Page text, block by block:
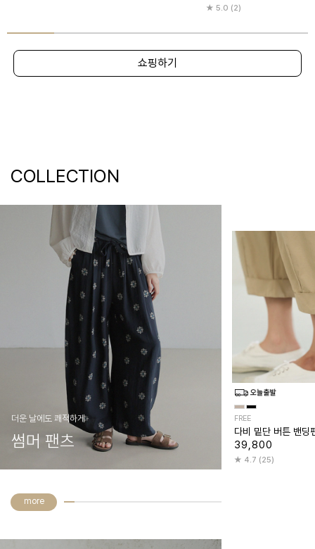
5.0 (2)
쇼핑하기
COLLECTION
더운 날에도 쾌적하게
썸머 팬츠
FREE
다비 밑단 버튼 밴딩
39,800
4.7 (25)
more